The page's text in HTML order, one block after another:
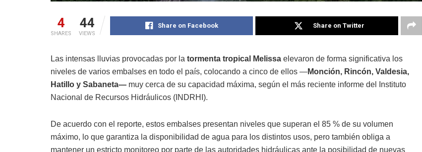
4
SHARES
44
VIEWS
Share on Facebook Share on Twitter
Las intensas lluvias provocadas por la tormenta tropical Melissa elevaron de forma significativa los
niveles de varios embalses en todo el país, colocando a cinco de ellos —Monción, Rincón, Valdesia,
Hatillo y Sabaneta— muy cerca de su capacidad máxima, según el más reciente informe del Instituto
Nacional de Recursos Hidráulicos (INDRHI).
De acuerdo con el reporte, estos embalses presentan niveles que superan el 85 % de su volumen
máximo, lo que garantiza la disponibilidad de agua para los distintos usos, pero también obliga a
mantener un estricto monitoreo por parte de las autoridades hidráulicas ante la posibilidad de nuevas